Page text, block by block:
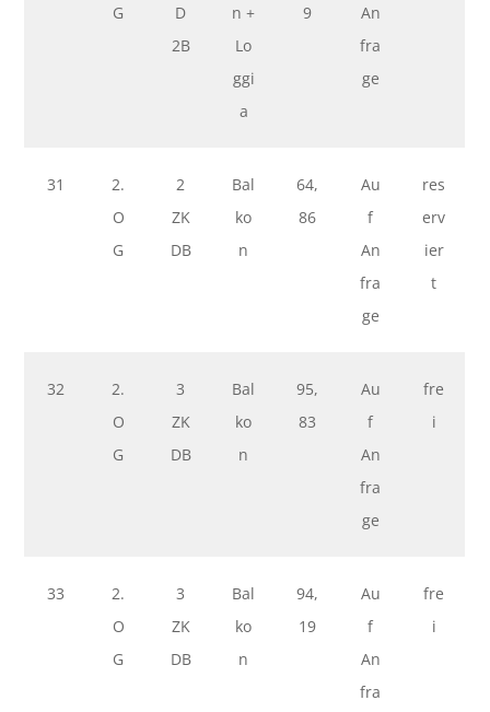
G
D
2B
n +
Lo
ggi
a
9
An
fra
ge
31
2.
O
G
2
ZK
DB
Bal
ko
n
64,
86
Au
f
An
fra
ge
res
erv
ier
t
32
2.
O
G
3
ZK
DB
Bal
ko
n
95,
83
Au
f
An
fra
ge
fre
i
33
2.
O
G
3
ZK
DB
Bal
ko
n
94,
19
Au
f
An
fra
fre
i